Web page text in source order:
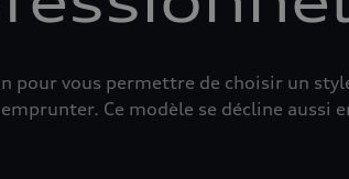
pour vous permettre de choisir un
Ce modèle se décline aussi